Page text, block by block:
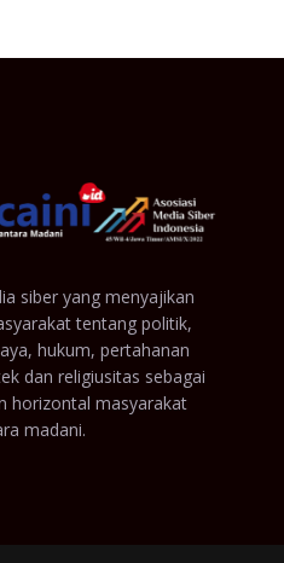
siber yang menyajikan
tentang politik,
hukum, pertahanan
dan religiusitas sebagai
horizontal masyarakat
madani.